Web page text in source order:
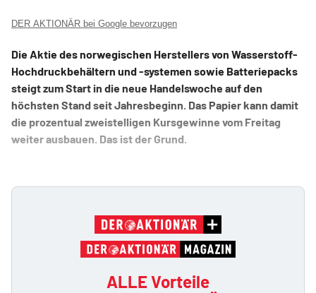
DER AKTIONÄR bei Google bevorzugen
Die Aktie des norwegischen Herstellers von Wasserstoff-
Hochdruckbehältern und -systemen sowie Batteriepacks
steigt zum Start in die neue Handelswoche auf den
höchsten Stand seit Jahresbeginn. Das Papier kann damit
die prozentual zweistelligen Kursgewinne vom Freitag
weiter ausbauen. Das ist der Grund.
ALLE Vorteile